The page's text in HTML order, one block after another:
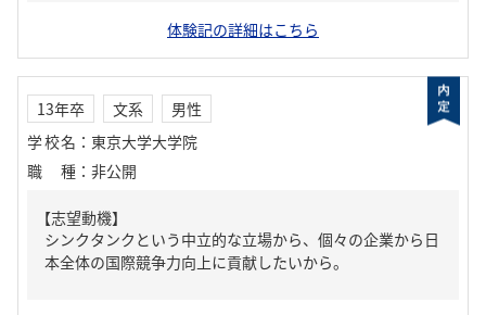
体験記の詳細はこちら
13年卒 文系
男性
学校名 ： 東京大学大学院
職種 ： 非公開
【志望動機】
シンクタンクという中立的な立場から、個々の企業から日
本全体の国際競争力向上に貢献したいから。